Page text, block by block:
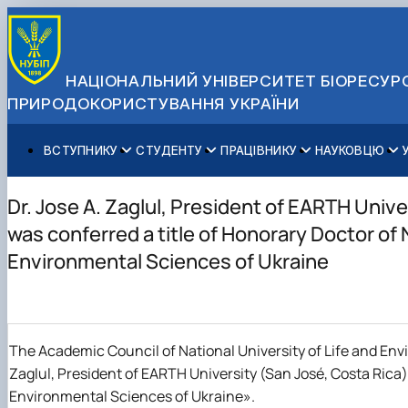
НАЦІОНАЛЬНИЙ УНІВЕРСИТЕТ
ПРИРОДОКОРИСТУВАННЯ УКРАЇНИ
ВСТУПНИКУ
Вступ до НУБіП України 2026
Приймальна комісія
Правила прийому
Для осіб з тимчасово окупованих територій
Зимовий вступ
СТУДЕНТУ
Навчання
Додаткова освіта
Позанавчальна діяльність
Студентське самоврядування
Довідкова інформація
ПРАЦІВНИКУ
Освітній процес
Міжнародна діяльність
Довідкова інформація
Профспілкова організація
НАУКОВЦЮ
Наукова діяльність
Аспіранту / Докторанту
Захисти дисертацій
Законодавче та нормативне забезпечення
Центр колективного користування науковим
Управління і самоврядування
Загальна інформація
Офіційні документи
Стратегія розвитку на період 2026-2030рр.
Доступ до публічної інформації
Гендерна радниця
Контактна інформація
Dr. Jose A. Zaglul, President of EARTH
was conferred a title of Honorary Doctor of
Environmental Sciences of Ukraine
The Academic Council of National University of Life and
Zaglul, President of EARTH University (San José, Costa
Environmental Sciences of Ukraine».